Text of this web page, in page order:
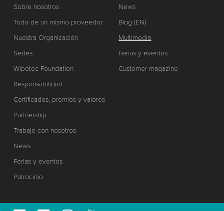
Sobre nosotros
Todo de un mismo proveedor
Nuestra Organización
Sedes
Wipotec Foundation
Responsabilidad
Certificados, premios y valores
Partnership
Trabaje con nosotros
News
Ferias y eventos
Patrocinio
News
Blog (EN)
Multimedia
Ferias y eventos
Customer magazine